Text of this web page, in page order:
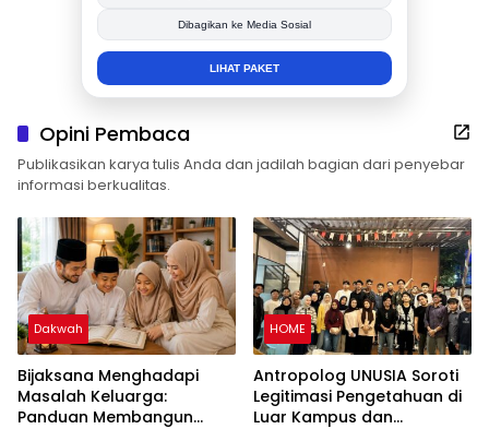
Tingkatkan Branding Anda
INFO SELENGKAPNYA
Opini Pembaca
Publikasikan karya tulis Anda dan jadilah bagian dari penyebar
informasi berkualitas.
Dakwah
Bijaksana Menghadapi
Masalah Keluarga:
Panduan Membangun
HOME
Antropolog UNUSIA Soroti
Legitimasi Pengetahuan di
Luar Kampus dan